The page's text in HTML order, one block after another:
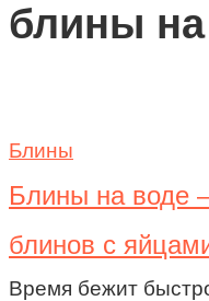
блины
Блины
Блины на воде
блинов с
Время бежит